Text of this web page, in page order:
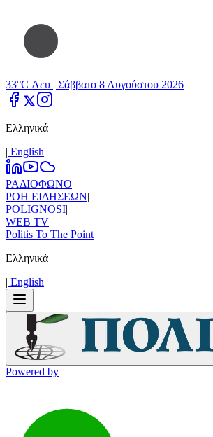
33°C Λευ | Σάββατο 8 Αυγούστου 2026
Ελληνικά
| Εnglish
ΡΑΔΙΟΦΩΝΟ|
ΡΟΗ ΕΙΔΗΣΕΩΝ|
POLIGNOSI|
WEB TV|
Politis To The Point
Ελληνικά
| Εnglish
Powered by